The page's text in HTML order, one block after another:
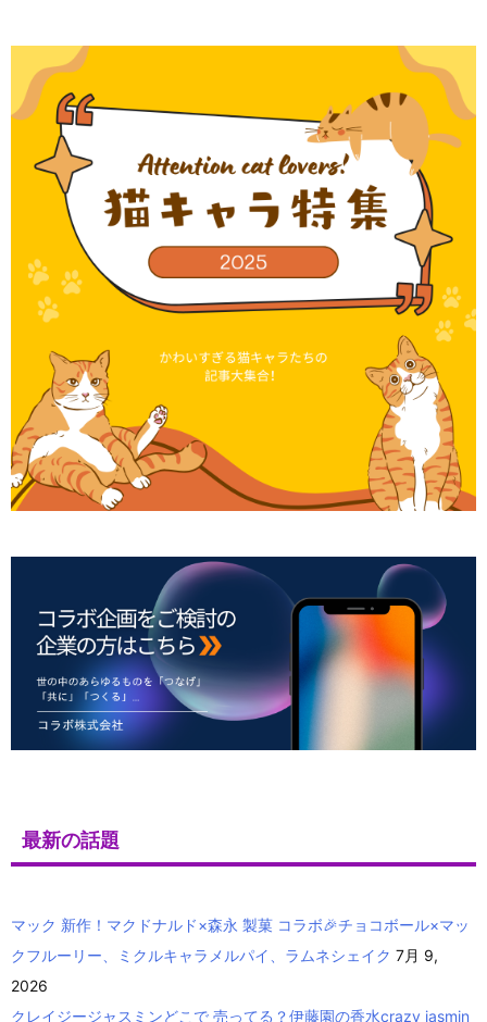
最新の話題
マック 新作！マクドナルド×森永 製菓 コラボ🎉チョコボール×マッ
クフルーリー、ミクルキャラメルパイ、ラムネシェイク 7月 9,
2026
クレイジージャスミンどこで 売ってる？伊藤園の香水crazy jasmin